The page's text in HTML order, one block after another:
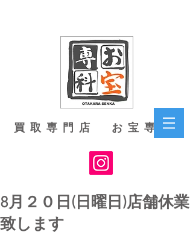
買取専門店 お宝専科
8月２０日(日曜日)店舗休業
致します